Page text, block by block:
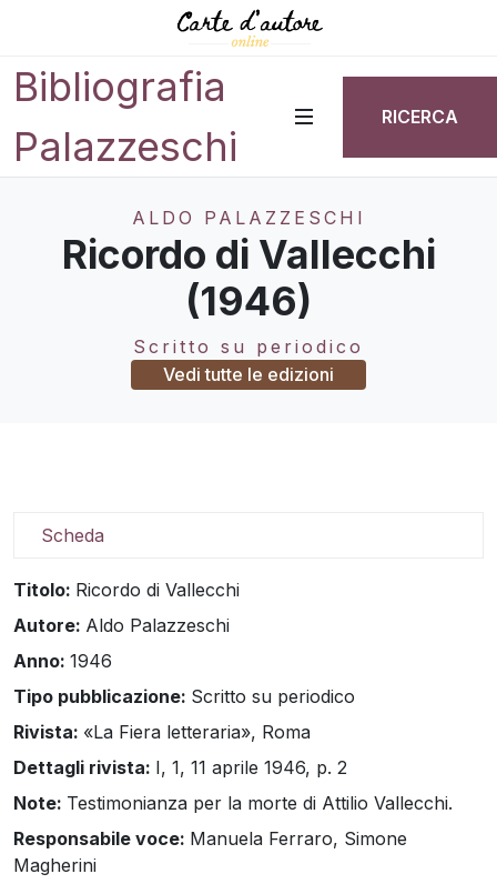
Bibliografia
Palazzeschi
RICERCA
ALDO PALAZZESCHI
Ricordo di Vallecchi
(1946)
Scritto su periodico
Vedi tutte le edizioni
Scheda
Titolo: Ricordo di Vallecchi
Autore: Aldo Palazzeschi
Anno: 1946
Tipo pubblicazione: Scritto su periodico
Rivista: «La Fiera letteraria», Roma
Dettagli rivista: I, 1, 11 aprile 1946, p. 2
Note: Testimonianza per la morte di Attilio Vallecchi.
Responsabile voce: Manuela Ferraro, Simone
Magherini